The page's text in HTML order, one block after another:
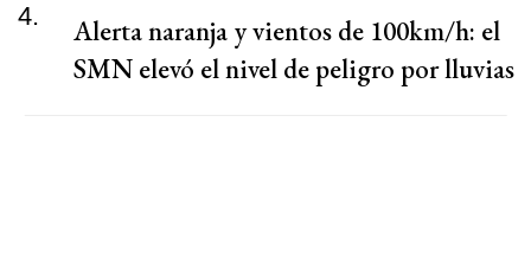
4.
Alerta naranja y vientos de 100km/h: el
SMN elevó el nivel de peligro por lluvias